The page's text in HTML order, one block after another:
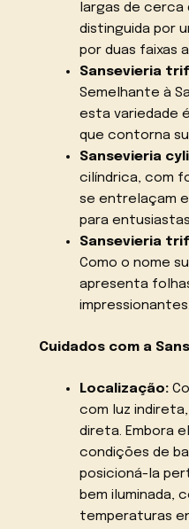
largas de cerca
distinguida por
por duas faixas
Sansevieria
Semelhante à
esta variedade
que contorna
Sansevieria
cilíndrica, com
se entrelaçam
para
Sansevieria
Como o nome
apresenta
impressionantes.
Cuidados com a
Localização:
com luz
direta. Embora
condições de
posicioná-la
bem iluminada,
temperaturas